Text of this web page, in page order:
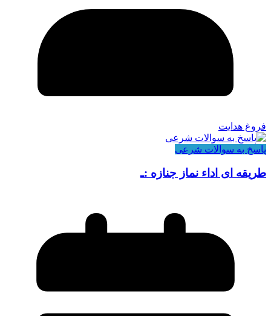
فروغ هدایت
پاسخ به سوالات شرعی
طریقه ای اداء نماز جنازه :ـ